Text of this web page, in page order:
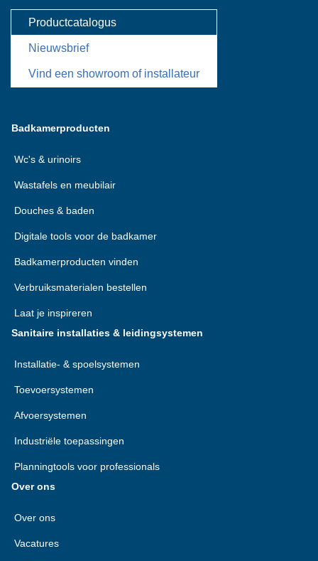
Productcatalogus
Nieuwsbrief
Vind een showroom of installateur
Badkamerproducten
Wc's & urinoirs
Wastafels en meubilair
Douches & baden
Digitale tools voor de badkamer
Badkamerproducten vinden
Verbruiksmaterialen bestellen
Laat je inspireren
Sanitaire installaties & leidingsystemen
Installatie- & spoelsystemen
Toevoersystemen
Afvoersystemen
Industriële toepassingen
Planningtools voor professionals
Over ons
Over ons
Vacatures